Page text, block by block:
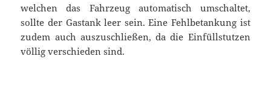
welchen das Fahrzeug automatisch umschaltet,
sollte der Gastank leer sein. Eine Fehlbetankung ist
zudem auch auszuschließen, da die Einfüllstutzen
völlig verschieden sind.